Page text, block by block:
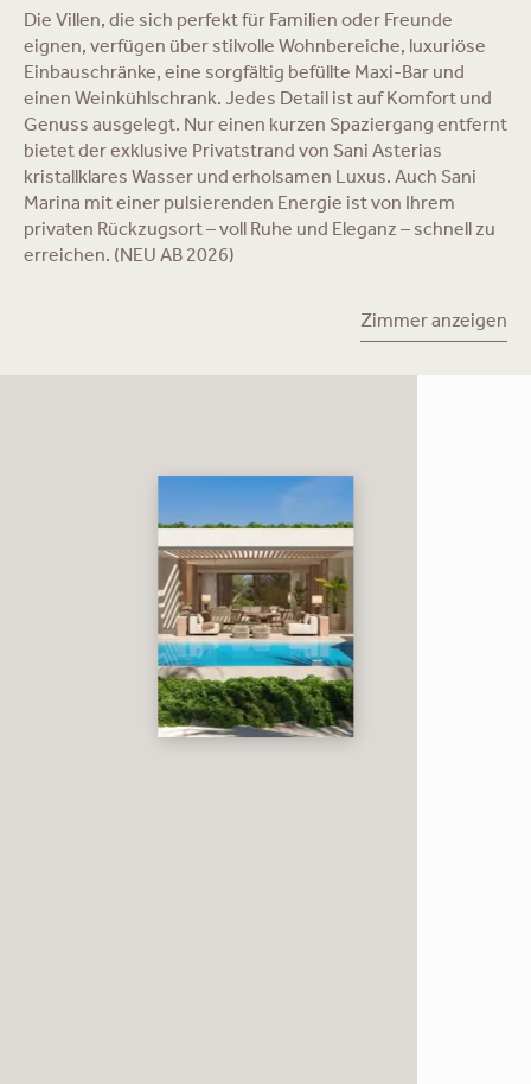
Die Villen, die sich perfekt für Familien oder Freunde
eignen, verfügen über stilvolle Wohnbereiche, luxuriöse
Einbauschränke, eine sorgfältig befüllte Maxi-Bar und
einen Weinkühlschrank. Jedes Detail ist auf Komfort und
Genuss ausgelegt. Nur einen kurzen Spaziergang entfernt
bietet der exklusive Privatstrand von Sani Asterias
kristallklares Wasser und erholsamen Luxus. Auch Sani
Marina mit einer pulsierenden Energie ist von Ihrem
privaten Rückzugsort – voll Ruhe und Eleganz – schnell zu
erreichen. (NEU AB 2026)
Zimmer anzeigen